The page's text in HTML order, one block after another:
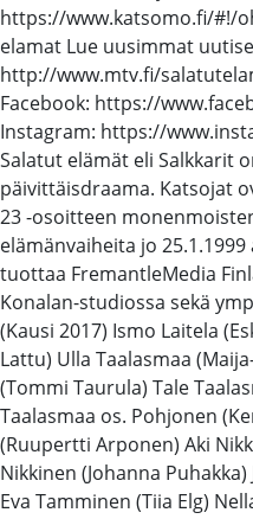
https://www.katsomo.fi/#!/
elamat Lue uusimmat
http://www.mtv.fi/
Facebook: https://
Instagram: https://
Salatut elämät eli Salkkarit
päivittäisdraama. Katsojat
23 -osoitteen
elämänvaiheita jo 25.1.1999
tuottaa FremantleMedia
Konalan-studiossa sekä
(Kausi 2017) Ismo Laitela
Lattu) Ulla Taalasmaa
(Tommi Taurula) Tale
Taalasmaa os. Pohjonen
(Ruupertti Arponen) Aki
Nikkinen (Johanna
Eva Tamminen (Tiia Elg)